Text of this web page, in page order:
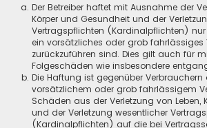
Der Betreiber haftet mit Ausnahme der
Körper und Gesundheit und der
Vertragspflichten (Kardinalpflichten)
ein vorsätzliches oder grob fahrlässiges
zurückzuführen sind. Dies gilt auch für
Folgeschäden wie insbesondere
Die Haftung ist gegenüber Verbrauchern
vorsätzlichem oder grob fahrlässigem
Schäden aus der Verletzung von Leben,
und der Verletzung wesentlicher
(Kardinalpflichten) auf die bei